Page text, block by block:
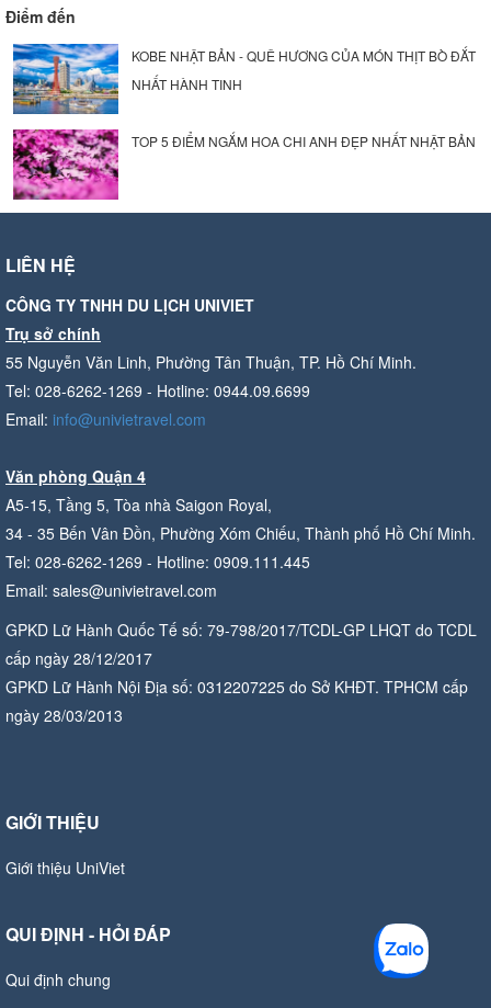
Điểm đến
KOBE NHẬT BẢN - QUÊ HƯƠNG CỦA MÓN THỊT BÒ ĐẮT
NHẤT HÀNH TINH
TOP 5 ĐIỂM NGẮM HOA CHI ANH ĐẸP NHẤT NHẬT BẢN
LIÊN HỆ
CÔNG TY TNHH DU LỊCH UNIVIET
Trụ sở chính
55 Nguyễn Văn Linh, Phường Tân Thuận, TP. Hồ Chí Minh.
Tel: 028-6262-1269 - Hotline: 0944.09.6699
Email: info@univietravel.com
Văn phòng Quận 4
A5-15, Tầng 5, Tòa nhà Saigon Royal,
34 - 35 Bến Vân Đồn, Phường Xóm Chiếu, Thành phố Hồ Chí Minh.
Tel: 028-6262-1269 - Hotline: 0909.111.445
Email: sales@univietravel.com
GPKD Lữ Hành Quốc Tế số: 79-798/2017/TCDL-GP LHQT do TCDL
cấp ngày 28/12/2017
GPKD Lữ Hành Nội Địa số: 0312207225 do Sở KHĐT. TPHCM cấp
ngày 28/03/2013
GIỚI THIỆU
Giới thiệu UniViet
QUI ĐỊNH - HỎI ĐÁP
Qui định chung